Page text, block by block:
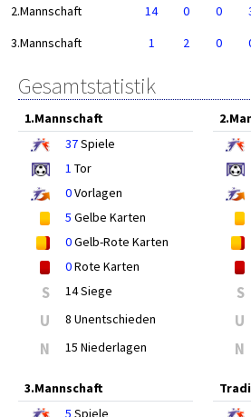
2.Mannschaft
14 0 0
3.Mannschaft
1 2 0
Gesamtstatistik
1.Mannschaft
37Spiele
1 Tor
0Vorlagen
5 Gelbe Karten
0Gelb-Rote Karten
0Rote Karten
S 14 Siege
U 8 Unentschieden
N 15 Niederlagen
S
U
N
3.Mannschaft
5 Spiele